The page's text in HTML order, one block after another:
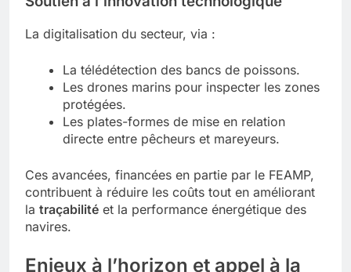
La digitalisation du secteur, via :
La télédétection des bancs de poissons.
Les drones marins pour inspecter les zones
protégées.
Les plates-formes de mise en relation
directe entre pêcheurs et mareyeurs.
Ces avancées, financées en partie par le FEAMP,
contribuent à réduire les coûts tout en améliorant
la traçabilité et la performance énergétique des
navires.
Enjeux à l’horizon et appel à la